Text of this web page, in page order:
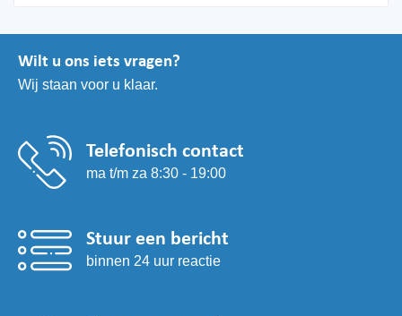
gekozen
worden
productpagina
Wilt u ons iets vragen?
Wij staan voor u klaar.
Telefonisch contact
ma t/m za 8:30 - 19:00
Stuur een bericht
binnen 24 uur reactie